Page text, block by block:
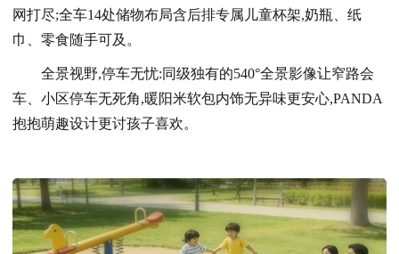
网打尽;全车14处储物布局含后排专属儿童杯架,奶瓶、纸
巾、零食随手可及。
全景视野,停车无忧:同级独有的540°全景影像让窄路会
车、小区停车无死角,暖阳米软包内饰无异味更安心,PANDA
抱抱萌趣设计更讨孩子喜欢。